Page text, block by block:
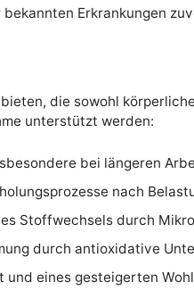
Erkrankungen
die sowohl
unterstützt werden:
bei längeren
nach
Stoffwechsels durch
durch antioxidative
eines gesteigerten